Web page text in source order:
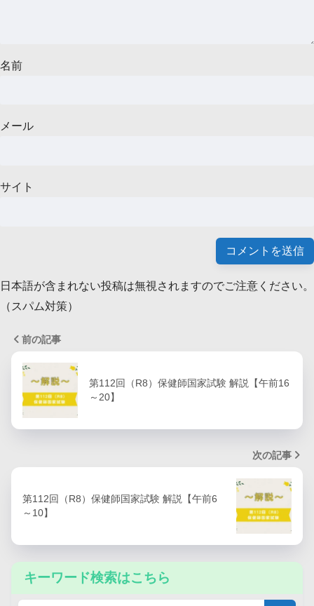
名前
メール
サイト
日本語が含まれない投稿は無視されますのでご注意ください。
（スパム対策）
前の記事
第112回（R8）保健師国家試験 解説【午前16
～20】
次の記事
第112回（R8）保健師国家試験 解説【午前6
～10】
キーワード検索はこちら